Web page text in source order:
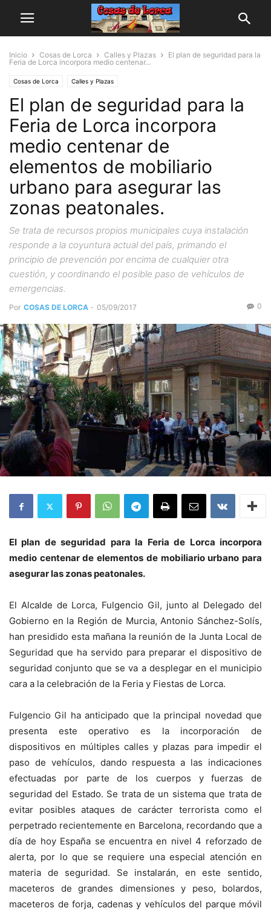
Inicio Cosas de Lorca Calles y Plazas
El plan de seguridad para la
Feria de Lorca incorpora medio centenar...
Cosas de Lorca Calles y Plazas
El plan de seguridad para la
Feria de Lorca incorpora
medio centenar de
elementos de mobiliario
urbano para asegurar las
zonas peatonales.
Se trata de recursos propios municipales cuya instalación
responde a la coyuntura actual del país, primando el
principio de prevención por encima de cualquier otra
cuestión, y coordinando el posible paso de vehículos de
emergencias.
Por COSAS DE LORCA - 05/09/2017 0
El plan de seguridad para la Feria de Lorca incorpora
medio centenar de elementos de mobiliario urbano para
asegurar las zonas peatonales.
El Alcalde de Lorca, Fulgencio Gil, junto al Delegado del
Gobierno en la Región de Murcia, Antonio Sánchez-Solís,
han presidido esta mañana la reunión de la Junta Local de
Seguridad que ha servido para preparar el dispositivo de
seguridad conjunto que se va a desplegar en el municipio
cara a la celebración de la Feria y Fiestas de Lorca.
Fulgencio Gil ha anticipado que la principal novedad que
presenta este operativo es la incorporación de
dispositivos en múltiples calles y plazas para impedir el
paso de vehículos, dando respuesta a las indicaciones
efectuadas por parte de los cuerpos y fuerzas de
seguridad del Estado. Se trata de un sistema que trata de
evitar posibles ataques de carácter terrorista como el
perpetrado recientemente en Barcelona, recordando que a
día de hoy España se encuentra en nivel 4 reforzado de
alerta, por lo que se requiere una especial atención en
materia de seguridad. Se instalarán, en este sentido,
maceteros de grandes dimensiones y peso, bolardos,
maceteros de forja, cadenas y vehículos del parque móvil